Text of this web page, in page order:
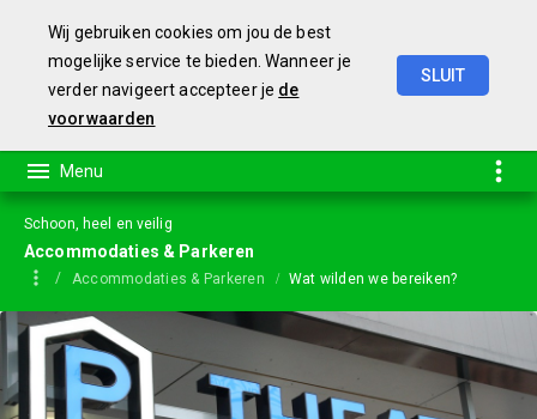
Wij gebruiken cookies om jou de best
mogelijke service te bieden. Wanneer je
verder navigeert accepteer je de
voorwaarden
SLUIT
Schoon, heel en veilig
Accommodaties & Parkeren
Accommodaties & Parkeren Wat wilden we bereiken?